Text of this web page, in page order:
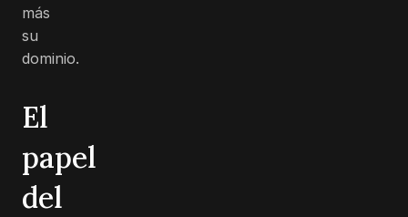
más
su
dominio.
El
papel
del